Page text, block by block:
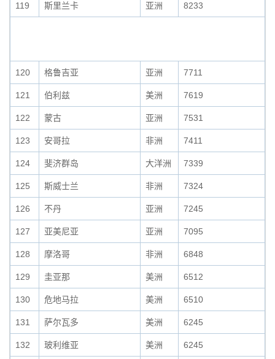
119 斯里兰卡 亚洲 8233
120 格鲁吉亚 亚洲 7711
121 伯利兹 美洲 7619
122 蒙古 亚洲 7531
123 安哥拉 非洲 7411
124 斐济群岛 大洋洲 7339
125 斯威士兰 非洲 7324
126 不丹 亚洲 7245
127 亚美尼亚 亚洲 7095
128 摩洛哥 非洲 6848
129 圭亚那 美洲 6512
130 危地马拉 美洲 6510
131 萨尔瓦多 美洲 6245
132 玻利维亚 美洲 6245